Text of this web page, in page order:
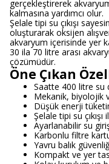
gerçekleştirerek
kalmasına yardımcı olur.
Şelale tipi su çıkışı
oluşturarak oksijen
akvaryum içerisinde yer
30 ila 70 litre arası
çözümüdür.
Öne Çıkan
Saatte 400 litre su
Mekanik, biyolojik
Düşük enerji
Şelale tipi su
Ayarlanabilir su
Karbonlu filtre
Yavru balık
Kompakt ve yer